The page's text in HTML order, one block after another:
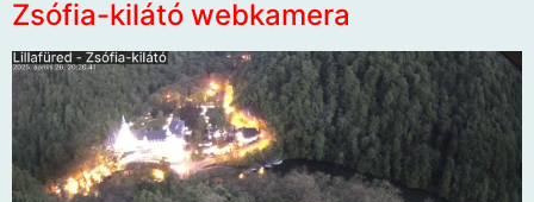
Zsófia-kilátó webkamera